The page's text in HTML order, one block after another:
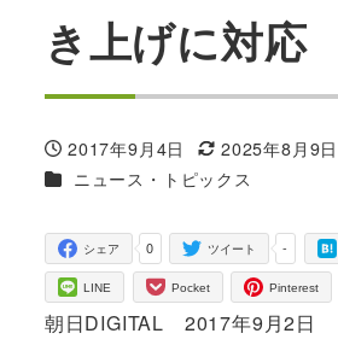
き上げに対応
投稿日
2017年9月4日
更新日
2025年8月9日
カテゴリー
ニュース・トピックス
0
シェア -
ツイート
LINE Pocket Pinterest
朝日DIGITAL 2017年9月2日